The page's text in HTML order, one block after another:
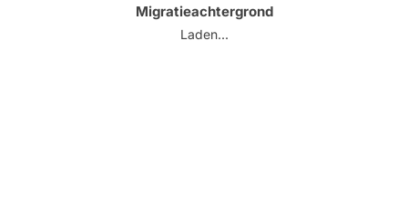
Migratieachtergrond
Laden...